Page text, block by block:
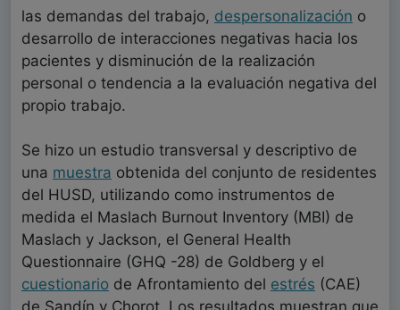
las demandas del trabajo, despersonalización o
desarrollo de interacciones negativas hacia los
pacientes y disminución de la realización
personal o tendencia a la evaluación negativa del
propio trabajo.
Se hizo un estudio transversal y descriptivo de
una muestra obtenida del conjunto de residentes
del HUSD, utilizando como instrumentos de
medida el Maslach Burnout Inventory (MBI) de
Maslach y Jackson, el General Health
Questionnaire (GHQ -28) de Goldberg y el
cuestionario de Afrontamiento del estrés (CAE)